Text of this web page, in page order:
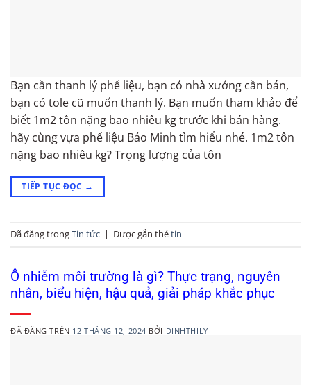
Bạn cần thanh lý phế liệu, bạn có nhà xưởng cần bán,
bạn có tole cũ muốn thanh lý. Bạn muốn tham khảo để
biết 1m2 tôn nặng bao nhiêu kg trước khi bán hàng.
hãy cùng vựa phế liệu Bảo Minh tìm hiểu nhé. 1m2 tôn
nặng bao nhiêu kg? Trọng lượng của tôn
TIẾP TỤC ĐỌC →
Đã đăng trongTin tức | Được gắn thẻtin
Ô nhiễm môi trường là gì? Thực trạng, nguyên
nhân, biểu hiện, hậu quả, giải pháp khắc phục
ĐÃ ĐĂNG TRÊN 12 THÁNG 12, 2024 BỞI DINHTHILY